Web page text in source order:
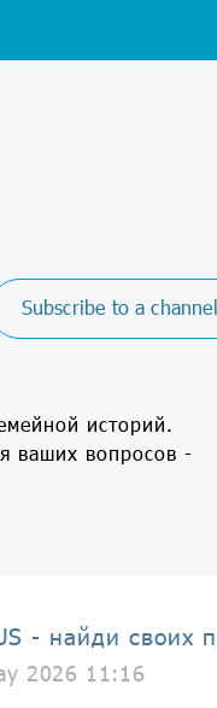
Subscribe to a channel
историй.
ваших вопросов -
- найди своих
2026 11:16